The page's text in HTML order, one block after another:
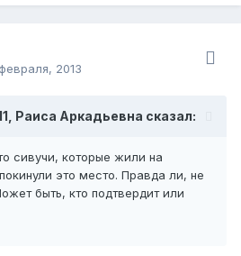
2013
Раиса Аркадьевна сказал:
сивучи, которые жили на
это место. Правда ли, не
быть, кто подтвердит или